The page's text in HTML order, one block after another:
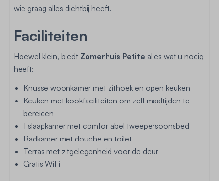
wie graag alles dichtbij heeft.
Faciliteiten
Hoewel klein, biedt Zomerhuis Petite alles wat u nodig
heeft:
Knusse woonkamer met zithoek en open keuken
Keuken met kookfaciliteiten om zelf maaltijden te
bereiden
1 slaapkamer met comfortabel tweepersoonsbed
Badkamer met douche en toilet
Terras met zitgelegenheid voor de deur
Gratis WiFi